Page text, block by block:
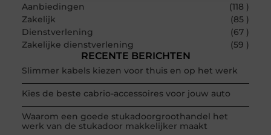
Aanbiedingen
(118 )
Zakelijk
(85 )
Dienstverlening
(67 )
Zakelijke dienstverlening
(59 )
RECENTE BERICHTEN
Slimmer kabels kiezen voor thuis en op het werk
Kies de beste cabrio-accessoires voor jouw auto
Waarom een goede stukadoorgroothandel het
werk van de stukadoor makkelijker maakt